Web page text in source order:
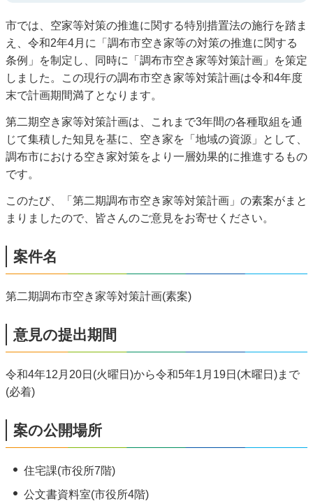
市では、空家等対策の推進に関する特別措置法の施行を踏ま
え、令和2年4月に「調布市空き家等の対策の推進に関する
条例」を制定し、同時に「調布市空き家等対策計画」を策定
しました。この現行の調布市空き家等対策計画は令和4年度
末で計画期間満了となります。
第二期空き家等対策計画は、これまで3年間の各種取組を通
じて集積した知見を基に、空き家を「地域の資源」として、
調布市における空き家対策をより一層効果的に推進するもの
です。
このたび、「第二期調布市空き家等対策計画」の素案がまと
まりましたので、皆さんのご意見をお寄せください。
案件名
第二期調布市空き家等対策計画(素案)
意見の提出期間
令和4年12月20日(火曜日)から令和5年1月19日(木曜日)まで
(必着)
案の公開場所
住宅課(市役所7階)
公文書資料室(市役所4階)